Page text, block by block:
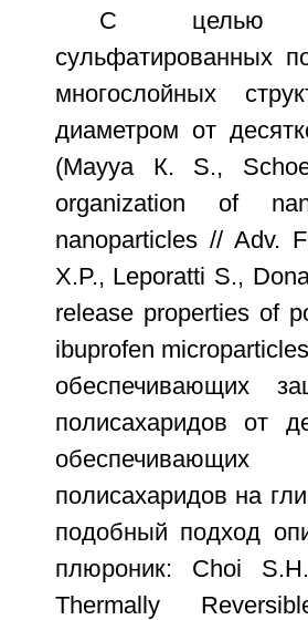
С целью
сульфатированных
многослойных
диаметром от
(Маууа К. S.,
organization of
nanoparticles // Adv.
X.P., Leporatti S.,
release properties of
ibuprofen
обеспечивающих
полисахаридов от
полисахаридов на
подобный подход
плюроник: Choi
Thermally